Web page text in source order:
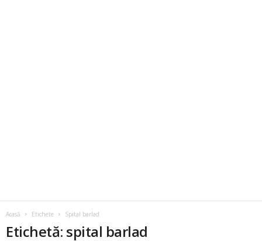
Acasă Etichete Spital barlad
Etichetă: spital barlad